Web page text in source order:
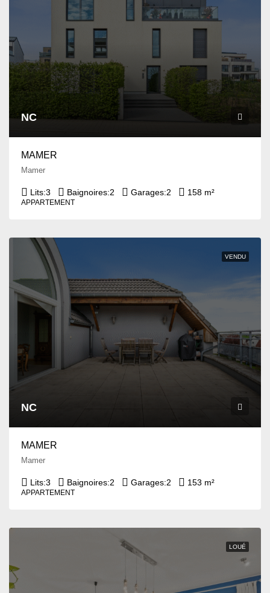
NC
MAMER
Mamer
Lits:3 Baignoires:2 Garages:2 158 m²
APPARTEMENT
VENDU
NC
MAMER
Mamer
Lits:3 Baignoires:2 Garages:2 153 m²
APPARTEMENT
LOUÉ